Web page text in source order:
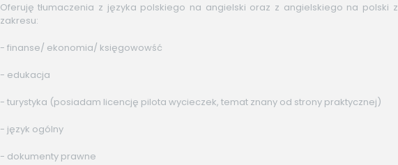
Oferuję tłumaczenia z języka polskiego na angielski oraz z angielskiego na polski z
zakresu:
- finanse/ ekonomia/ księgowowść
- edukacja
- turystyka (posiadam licencję pilota wycieczek, temat znany od strony praktycznej)
- język ogólny
- dokumenty prawne